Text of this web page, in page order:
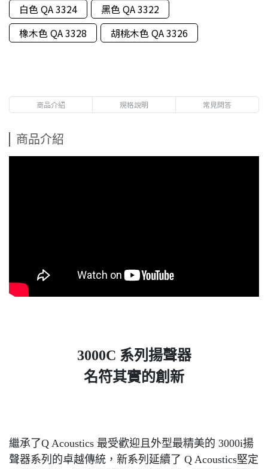
白色 QA 3324
黑色 QA 3322
橡木色 QA 3328
胡桃木色 QA 3326
商品介紹 規格說明 常見問答
商品介紹
3000C 系列揚聲器
名符其實的創新
繼承了Q Acoustics 最受歡迎且外型最精美的 3000i揚
聲器系列的卓越傳統，新系列延續了 Q Acoustics堅定